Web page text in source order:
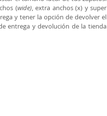
(wide), extra anchos (x) y super
y tener la opción de devolver el
entrega y devolución de la tienda